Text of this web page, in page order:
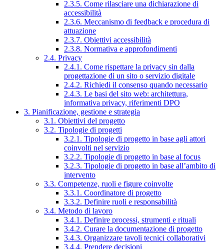
2.3.5. Come rilasciare una dichiarazione di
accessibilità
2.3.6. Meccanismo di feedback e procedura di
attuazione
2.3.7. Obiettivi accessibilità
2.3.8. Normativa e approfondimenti
2.4. Privacy
2.4.1. Come rispettare la privacy sin dalla
progettazione di un sito o servizio digitale
2.4.2. Richiedi il consenso quando necessario
2.4.3. Le basi del sito web: architettura,
informativa privacy, riferimenti DPO
3. Pianificazione, gestione e strategia
3.1. Obiettivi del progetto
3.2. Tipologie di progetti
3.2.1. Tipologie di progetto in base agli attori
coinvolti nel servizio
3.2.2. Tipologie di progetto in base al focus
3.2.3. Tipologie di progetto in base all’ambito di
intervento
3.3. Competenze, ruoli e figure coinvolte
3.3.1. Coordinatore di progetto
3.3.2. Definire ruoli e responsabilità
3.4. Metodo di lavoro
3.4.1. Definire processi, strumenti e rituali
3.4.2. Curare la documentazione di progetto
3.4.3. Organizzare tavoli tecnici collaborativi
3.4.4. Prendere decisioni